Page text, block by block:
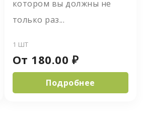
котором вы должны не
только раз...
1 ШТ
От 180.00 ₽
Подробнее